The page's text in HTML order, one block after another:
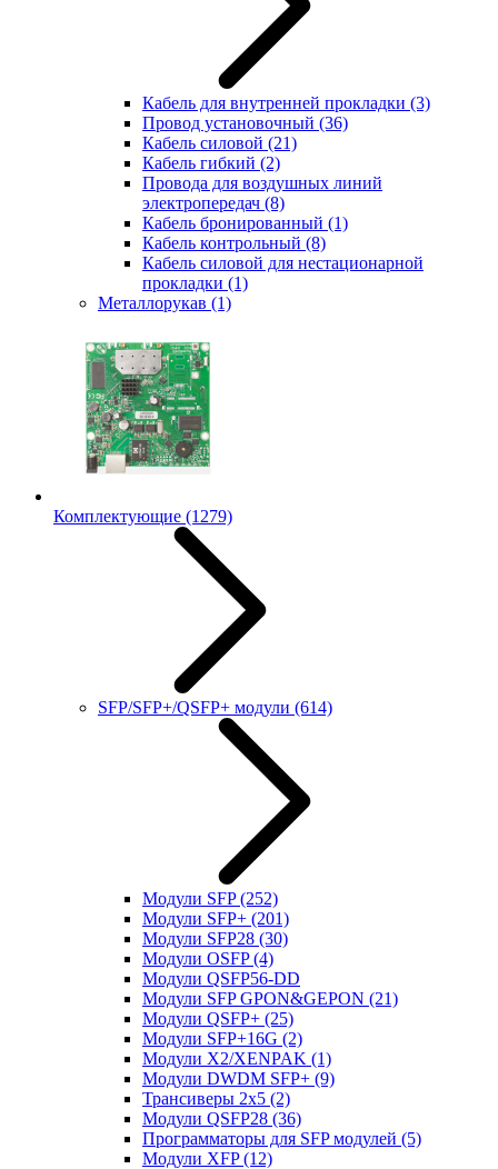
Кабель для внутренней прокладки (3)
Провод установочный (36)
Кабель силовой (21)
Кабель гибкий (2)
Провода для воздушных линий
электропередач (8)
Кабель бронированный (1)
Кабель контрольный (8)
Кабель силовой для нестационарной
прокладки (1)
Металлорукав (1)
Комплектующие (1279)
SFP/SFP+/QSFP+ модули (614)
Модули SFP(252)
Модули SFP+ (201)
Модули SFP28 (30)
Модули OSFP(4)
Модули QSFP56-DD
Модули SFP GPON&GEPON (21)
Модули QSFP+ (25)
Модули SFP+16G (2)
Модули X2/XENPAK (1)
Модули DWDM SFP+ (9)
Трансиверы 2x5 (2)
Модули QSFP28 (36)
Программаторы для SFP модулей (5)
Модули XFP(12)